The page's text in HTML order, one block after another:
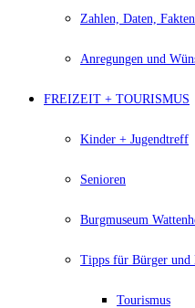
Zahlen, Daten, Fakten
Anregungen und
FREIZEIT + TOURISMUS
Kinder + Jugendtreff
Senioren
Burgmuseum
Tipps für Bürger und
Tourismus